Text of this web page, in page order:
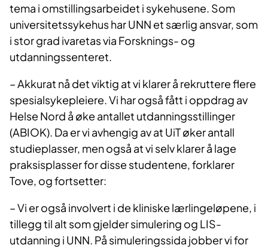
tema i omstillingsarbeidet i sykehusene. Som
universitetssykehus har UNN et særlig ansvar, som
i stor grad ivaretas via Forsknings- og
utdanningssenteret.
– Akkurat nå det viktig at vi klarer å rekruttere flere
spesialsykepleiere. Vi har også fått i oppdrag av
Helse Nord å øke antallet utdanningsstillinger
(ABIOK). Da er vi avhengig av at UiT øker antall
studieplasser, men også at vi selv klarer å lage
praksisplasser for disse studentene, forklarer
Tove, og fortsetter:
– Vi er også involvert i de kliniske lærlingeløpene, i
tillegg til alt som gjelder simulering og LIS-
utdanning i UNN. På simuleringssida jobber vi for